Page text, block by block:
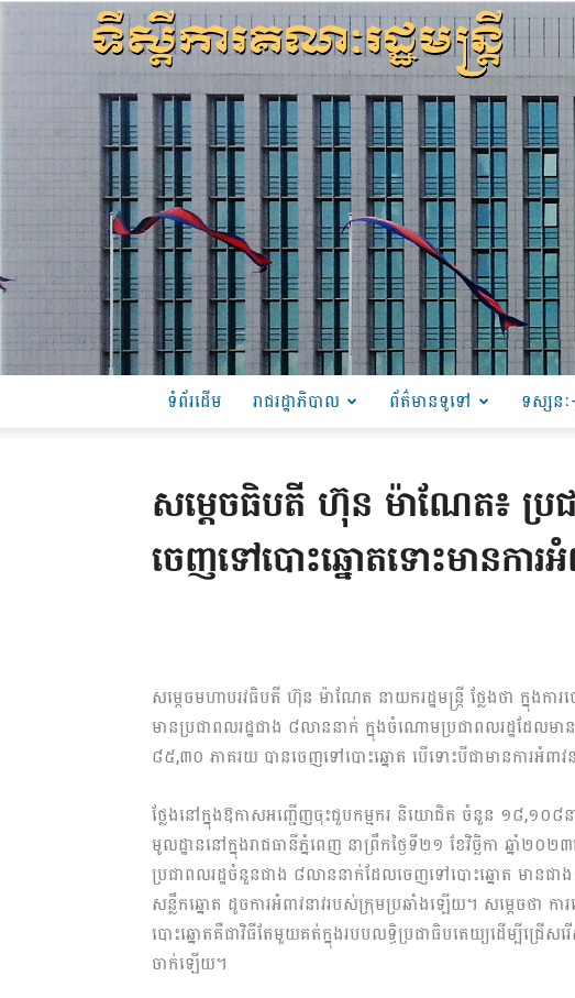
ទំព័រដើម រាជរដ្ឋាភិបាល ព័ត៌មានទូទៅ ទស្សន
សម្ដេចធិបតី ហ៊ុន ម៉ាណែត៖ ប្រ
ចេញទៅបោះឆ្នោតទោះមានការអំ
សម្តេចមហាបរវធិបតី ហ៊ុន ម៉ាណែត នាយករដ្ឋមន្ត្រី ថ្លែងថា ក្នុងកា
មានប្រជាពលរដ្ឋជាង ៨លាននាក់ ក្នុងចំណោមប្រជាពលរដ្ឋដែលមា
៨៥,៣០ ភាគរយ បានចេញទៅបោះឆ្នោត បើទោះបីជាមានការអំពាវ
ថ្លែងនៅក្នុងឱកាសអញ្ជើញចុះជួបកម្មករ និយោជិត ចំនួន ១៨,១០៨
មូលដ្ឋាននៅក្នុងរាជធានីភ្នំពេញ នាព្រឹកថ្ងៃទី២១ ខែវិច្ឆិកា ឆ្នាំ
ប្រជាពលរដ្ឋចំនួនជាង ៨លាននាក់ដែលចេញទៅបោះឆ្នោត មានជា
សន្លឹកឆ្នោត ដូចការអំពាវនាវរបស់ក្រុមប្រឆាំងឡើយ។ សម្តេចថា កា
បោះឆ្នោតគឺជាវិធីតែមួយគត់ក្នុងរបបលទ្ធិប្រជាធិបតេយ្យដើម្បីជ្រើ
ចាក់ឡើយ។